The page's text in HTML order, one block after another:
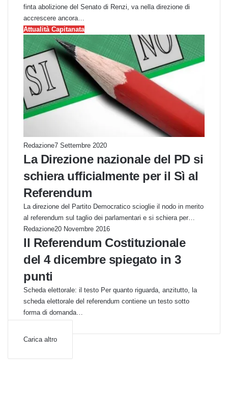
finta abolizione del Senato di Renzi, va nella direzione di
accrescere ancora…
Attualità Capitanata
Redazione7 Settembre 2020
La Direzione nazionale del PD si
schiera ufficialmente per il Sì al
Referendum
La direzione del Partito Democratico scioglie il nodo in merito
al referendum sul taglio dei parlamentari e si schiera per…
Redazione20 Novembre 2016
Il Referendum Costituzionale
del 4 dicembre spiegato in 3
punti
Scheda elettorale: il testo Per quanto riguarda, anzitutto, la
scheda elettorale del referendum contiene un testo sotto
forma di domanda…
Carica altro